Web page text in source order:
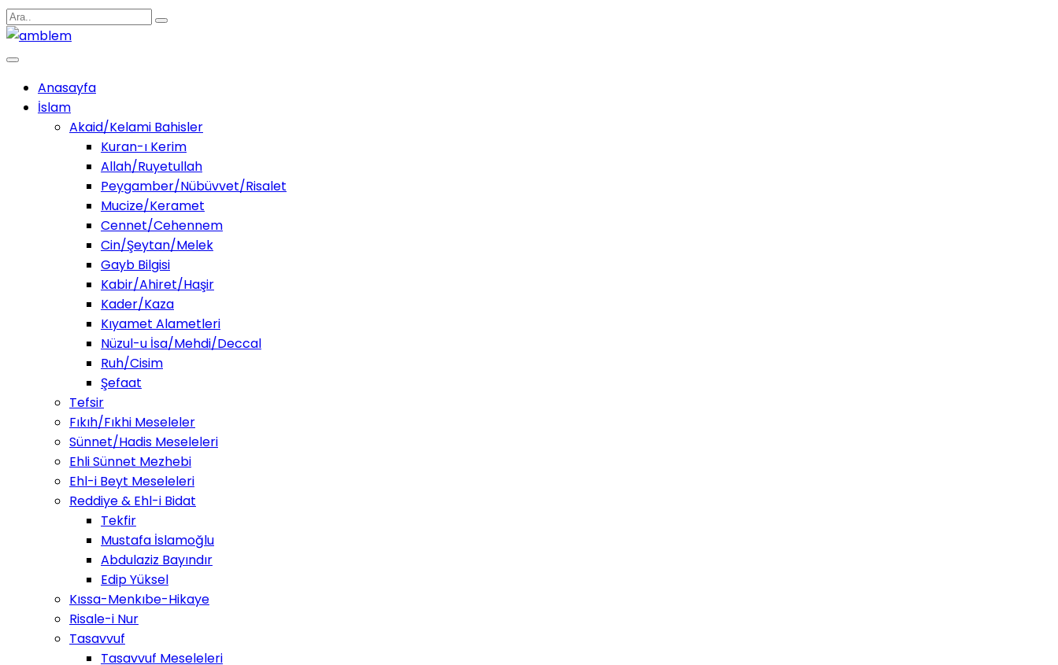
Anasayfa
İslam
Akaid/Kelami Bahisler
Kuran-ı Kerim
Allah/Ruyetullah
Peygamber/Nübüvvet/Risalet
Mucize/Keramet
Cennet/Cehennem
Cin/Şeytan/Melek
Gayb Bilgisi
Kabir/Ahiret/Haşir
Kader/Kaza
Kıyamet Alametleri
Nüzul-u İsa/Mehdi/Deccal
Ruh/Cisim
Şefaat
Tefsir
Fıkıh/Fıkhi Meseleler
Sünnet/Hadis Meseleleri
Ehli Sünnet Mezhebi
Ehl-i Beyt Meseleleri
Reddiye & Ehl-i Bidat
Tekfir
Mustafa İslamoğlu
Abdulaziz Bayındır
Edip Yüksel
Kıssa-Menkıbe-Hikaye
Risale-i Nur
Tasavvuf
Tasavvuf Meseleleri